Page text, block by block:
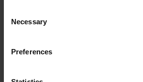
Selection
Necessary
Preferences